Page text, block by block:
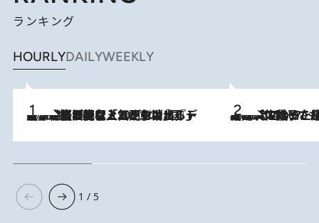
ランキング
HOURLYDAILYWEEKLY
2026.8.5
【なぜ吉沢亮は「気配を消せる」のか？】興行収入208億の『国宝』を経て挑むミュージカル『ディア・エヴァン・ハンセン』。トップ俳優が舞台上でさらけ出した“孤独”とは 2026.8.5
【阿川佐和子さんの年とる力】なぜ70代で始めた趣味は“こんなに楽しい”のか？ ピアノ、俳句…スランプに陥っても続けられる“ある秘訣”とは
1 / 5